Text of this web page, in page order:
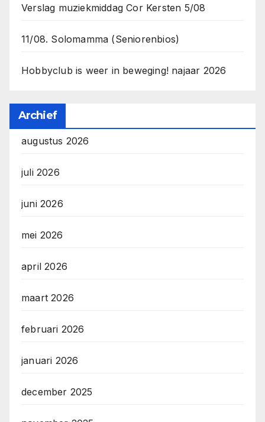
Verslag muziekmiddag Cor Kersten 5/08
11/08. Solomamma (Seniorenbios)
Hobbyclub is weer in beweging! najaar 2026
Archief
augustus 2026
juli 2026
juni 2026
mei 2026
april 2026
maart 2026
februari 2026
januari 2026
december 2025